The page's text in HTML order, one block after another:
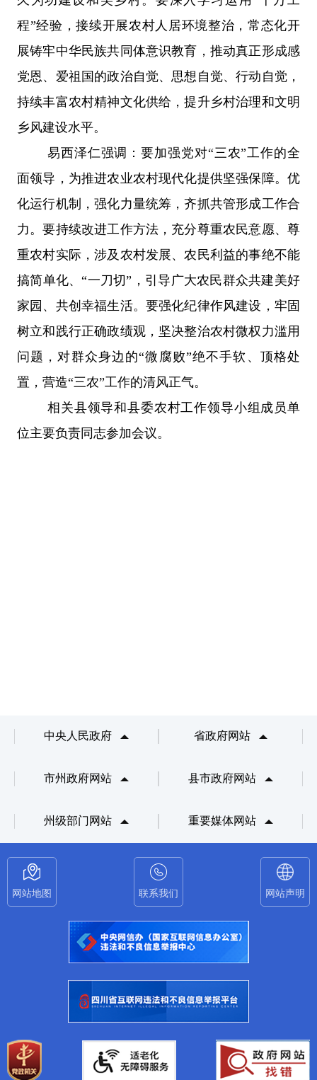
程”经验，接续开展农村人居环境整治，常态化开
展铸牢中华民族共同体意识教育，推动真正形成感
党恩、爱祖国的政治自觉、思想自觉、行动自觉，
持续丰富农村精神文化供给，提升乡村治理和文明
乡风建设水平。
易西泽仁强调：要加强党对“三农”工作的全
面领导，为推进农业农村现代化提供坚强保障。优
化运行机制，强化力量统筹，齐抓共管形成工作合
力。要持续改进工作方法，充分尊重农民意愿、尊
重农村实际，涉及农村发展、农民利益的事绝不能
搞简单化、“一刀切” ，引导广大农民群众共建美好
家园、共创幸福生活。要强化纪律作风建设，牢固
树立和践行正确政绩观，坚决整治农村微权力滥用
问题，对群众身边的“微腐败”绝不手软、顶格处
置，营造“三农”工作的清风正气。
相关县领导和县委农村工作领导小组成员单
位主要负责同志参加会议。
中央人民政府 省政府网站
市州政府网站 县市政府网站
州级部门网站 重要媒体网站
网站地图 联系我们 网站声明